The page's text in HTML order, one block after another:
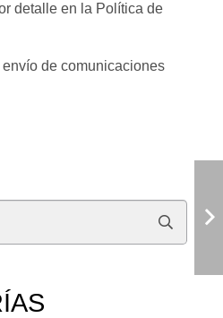
detalle en la Política de
de comunicaciones